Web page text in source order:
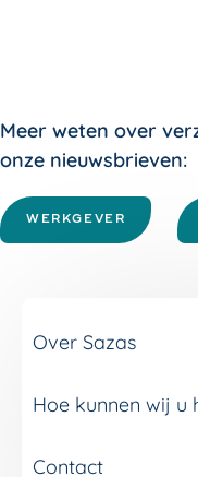
Meer weten over
onze nieuwsbrieven:
WERKGEVER
Over Sazas
Pakketvergelijker
Hoe kunnen wij u
Service en contact
Contact